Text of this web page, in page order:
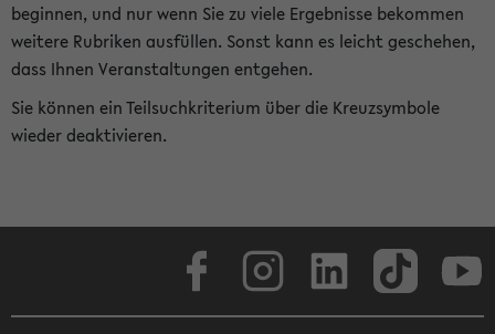
beginnen, und nur wenn Sie zu viele Ergebnisse bekommen
weitere Rubriken ausfüllen. Sonst kann es leicht geschehen,
dass Ihnen Veranstaltungen entgehen.
Sie können ein Teilsuchkriterium über die Kreuzsymbole
wieder deaktivieren.